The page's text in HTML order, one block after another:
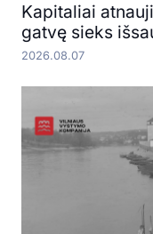
Kapitaliai
gatvę sieks
2026.08.07